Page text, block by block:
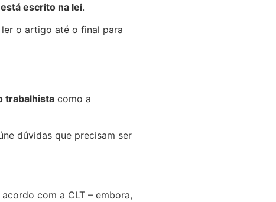
escrito na lei.
o artigo até o final para
trabalhista como a
dúvidas que precisam ser
com a CLT – embora,